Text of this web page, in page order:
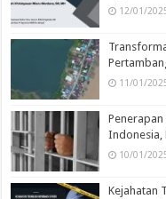
12/01/
11/01/
Penerapan
Indonesia,
10/01/
Kejahatan